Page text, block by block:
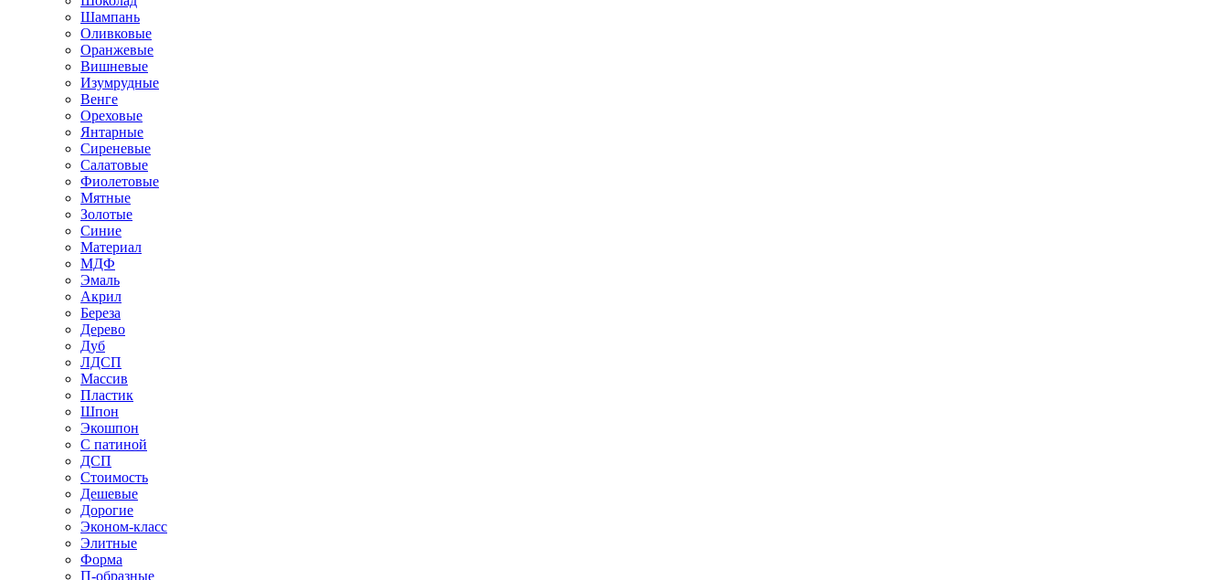
Шампань
Оливковые
Оранжевые
Вишневые
Изумрудные
Венге
Ореховые
Янтарные
Сиреневые
Салатовые
Фиолетовые
Мятные
Золотые
Синие
Материал
МДФ
Эмаль
Акрил
Береза
Дерево
Дуб
ЛДСП
Массив
Пластик
Шпон
Экошпон
С патиной
ДСП
Стоимость
Дешевые
Дорогие
Эконом-класс
Элитные
Форма
П-образные